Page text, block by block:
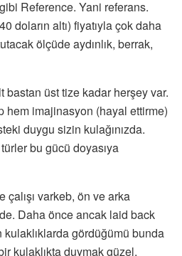
Reference. Yani referans.
doların altı) fiyatıyla çok daha
ölçüde aydınlık, berrak,
bastan üst tize kadar herşey var.
hem imajinasyon (hayal ettirme)
duygu sizin kulağınızda.
bu gücü doyasıya
varkeb, ön ve arka
Daha önce ancak laid back
gördüğümü bunda
kulaklıkta duymak güzel.